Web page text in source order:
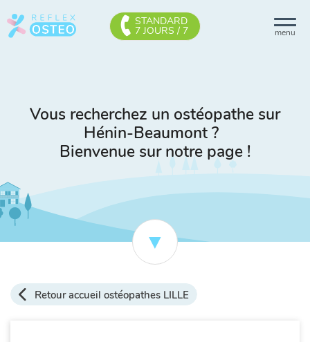
menu
STANDARD
7 JOURS / 7
Vous recherchez un ostéopathe sur
Hénin-Beaumont ?
Bienvenue sur notre page !
Retour accueil ostéopathes LILLE